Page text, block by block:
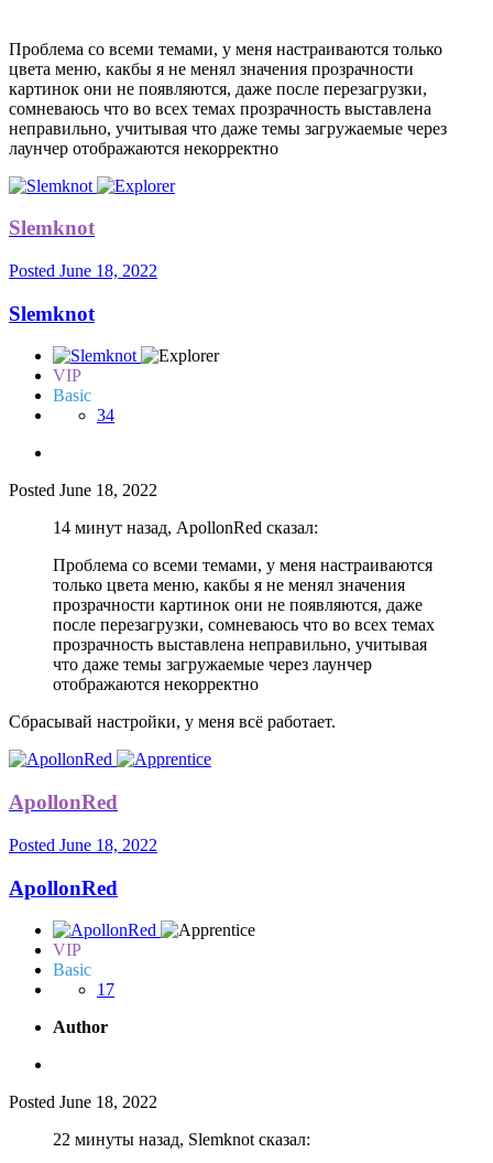
Проблема со всеми темами, у меня настраиваются только
цвета меню, какбы я не менял значения прозрачности
картинок они не появляются, даже после перезагрузки,
сомневаюсь что во всех темах прозрачность выставлена
неправильно, учитывая что даже темы загружаемые через
лаунчер отображаются некорректно
Slemknot
Posted June 18, 2022
Slemknot
VIP
Basic
34
Posted June 18, 2022
14 минут назад, ApollonRed сказал:
Проблема со всеми темами, у меня настраиваются
только цвета меню, какбы я не менял значения
прозрачности картинок они не появляются, даже
после перезагрузки, сомневаюсь что во всех темах
прозрачность выставлена неправильно, учитывая
что даже темы загружаемые через лаунчер
отображаются некорректно
Сбрасывай настройки, у меня всё работает.
ApollonRed
Posted June 18, 2022
ApollonRed
VIP
Basic
17
Author
Posted June 18, 2022
22 минуты назад, Slemknot сказал: